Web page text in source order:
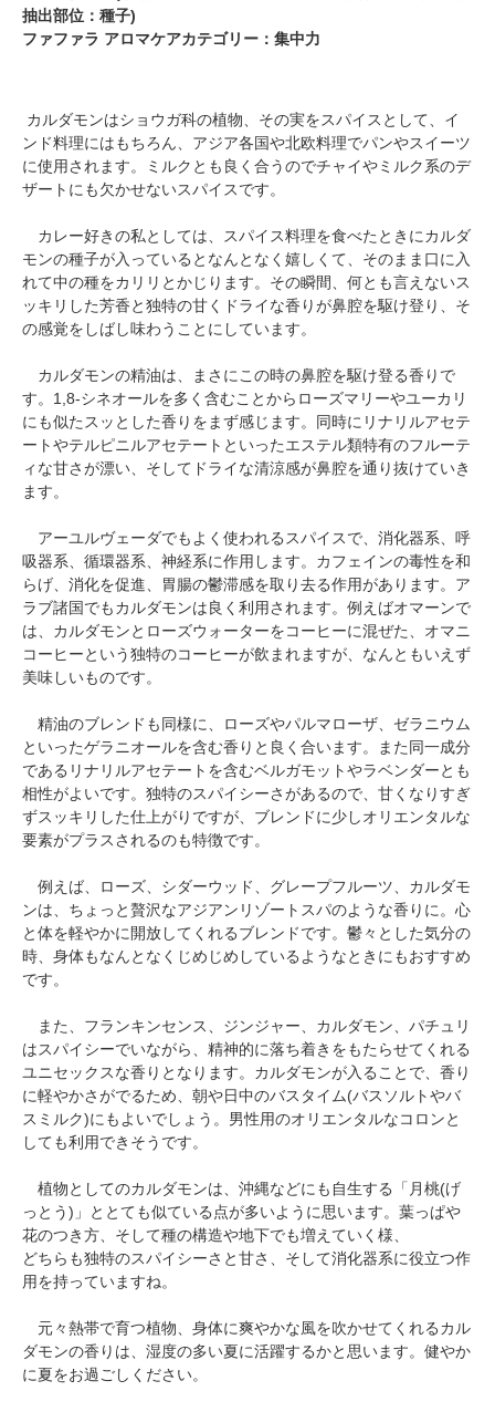
抽出部位：種子)
ファファラ アロマケアカテゴリー：集中力
カルダモンはショウガ科の植物、その実をスパイスとして、イ
ンド料理にはもちろん、アジア各国や北欧料理でパンやスイーツ
に使用されます。ミルクとも良く合うのでチャイやミルク系のデ
ザートにも欠かせないスパイスです。
カレー好きの私としては、スパイス料理を食べたときにカルダ
モンの種子が入っているとなんとなく嬉しくて、そのまま口に入
れて中の種をカリリとかじります。その瞬間、何とも言えないス
ッキリした芳香と独特の甘くドライな香りが鼻腔を駆け登り、そ
の感覚をしばし味わうことにしています。
カルダモンの精油は、まさにこの時の鼻腔を駆け登る香りで
す。1,8-シネオールを多く含むことからローズマリーやユーカリ
にも似たスッとした香りをまず感じます。同時にリナリルアセテ
ートやテルピニルアセテートといったエステル類特有のフルーテ
ィな甘さが漂い、そしてドライな清涼感が鼻腔を通り抜けていき
ます。
アーユルヴェーダでもよく使われるスパイスで、消化器系、呼
吸器系、循環器系、神経系に作用します。カフェインの毒性を和
らげ、消化を促進、胃腸の鬱滞感を取り去る作用があります。ア
ラブ諸国でもカルダモンは良く利用されます。例えばオマーンで
は、カルダモンとローズウォーターをコーヒーに混ぜた、オマニ
コーヒーという独特のコーヒーが飲まれますが、なんともいえず
美味しいものです。
精油のブレンドも同様に、ローズやパルマローザ、ゼラニウム
といったゲラニオールを含む香りと良く合います。また同一成分
であるリナリルアセテートを含むベルガモットやラベンダーとも
相性がよいです。独特のスパイシーさがあるので、甘くなりすぎ
ずスッキリした仕上がりですが、ブレンドに少しオリエンタルな
要素がプラスされるのも特徴です。
例えば、ローズ、シダーウッド、グレープフルーツ、カルダモ
ンは、ちょっと贅沢なアジアンリゾートスパのような香りに。心
と体を軽やかに開放してくれるブレンドです。鬱々とした気分の
時、身体もなんとなくじめじめしているようなときにもおすすめ
です。
また、フランキンセンス、ジンジャー、カルダモン、パチュリ
はスパイシーでいながら、精神的に落ち着きをもたらせてくれる
ユニセックスな香りとなります。カルダモンが入ることで、香り
に軽やかさがでるため、朝や日中のバスタイム(バスソルトやバ
スミルク)にもよいでしょう。男性用のオリエンタルなコロンと
しても利用できそうです。
植物としてのカルダモンは、沖縄などにも自生する「月桃(げ
っとう)」ととても似ている点が多いように思います。葉っぱや
花のつき方、そして種の構造や地下でも増えていく様、
どちらも独特のスパイシーさと甘さ、そして消化器系に役立つ作
用を持っていますね。
元々熱帯で育つ植物、身体に爽やかな風を吹かせてくれるカル
ダモンの香りは、湿度の多い夏に活躍するかと思います。健やか
に夏をお過ごしください。